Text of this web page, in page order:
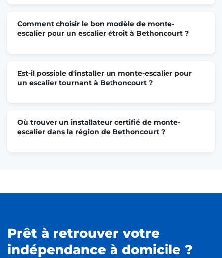
Comment choisir le bon modèle de monte-
escalier pour un escalier étroit à Bethoncourt ?
Est-il possible d'installer un monte-escalier pour
un escalier tournant à Bethoncourt ?
Où trouver un installateur certifié de monte-
escalier dans la région de Bethoncourt ?
Prêt à retrouver votre
indépendance à domicile ?